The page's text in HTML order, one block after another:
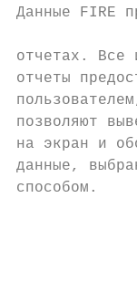
Данные FIRE
отчетах. Все
отчеты
позволяют
на экран и
данные,
способом.